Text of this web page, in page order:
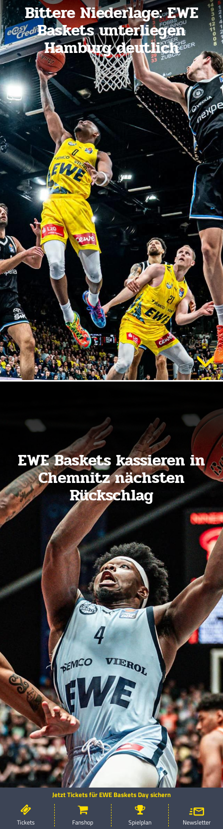
Tickets Fanshop Spielplan Newsletter
Jetzt Tickets für EWE Baskets Day sichern
Bittere Niederlage: EWE
Baskets unterliegen
Hamburg deutlich
EWE Baskets kassieren in
Chemnitz nächsten
Rückschlag